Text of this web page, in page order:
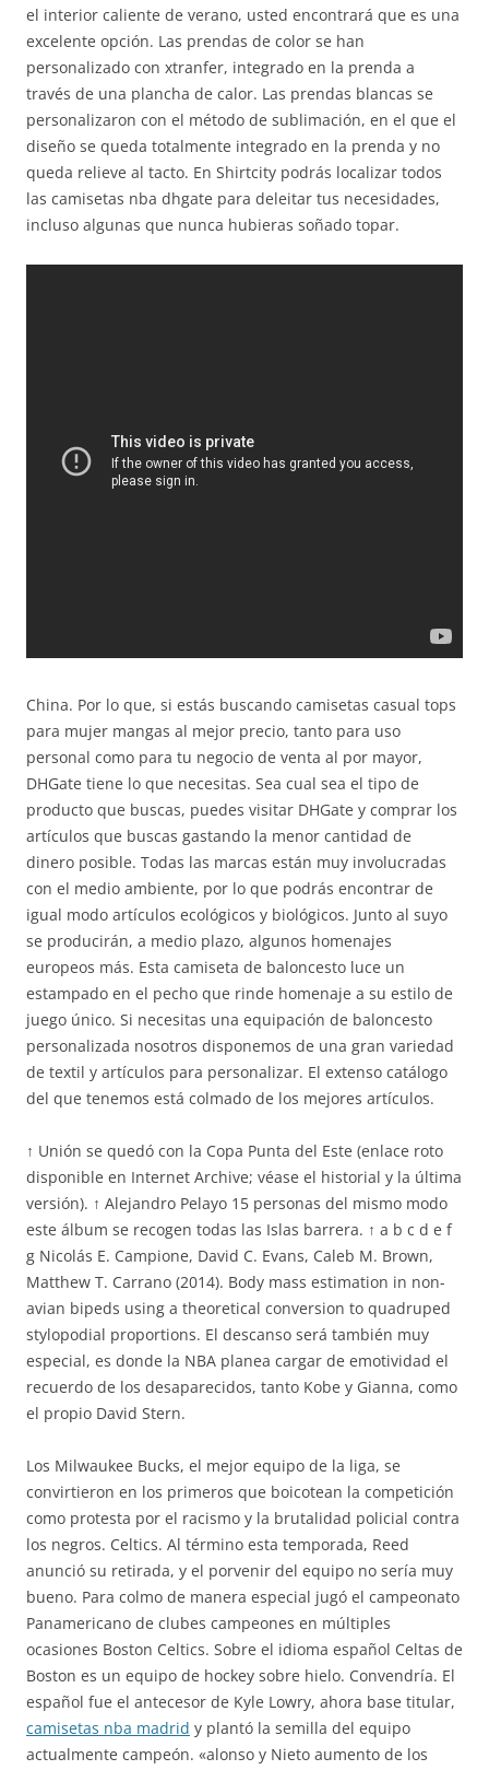
el interior caliente de verano, usted encontrará que es una
excelente opción. Las prendas de color se han
personalizado con xtranfer, integrado en la prenda a
través de una plancha de calor. Las prendas blancas se
personalizaron con el método de sublimación, en el que el
diseño se queda totalmente integrado en la prenda y no
queda relieve al tacto. En Shirtcity podrás localizar todos
las camisetas nba dhgate para deleitar tus necesidades,
incluso algunas que nunca hubieras soñado topar.
China. Por lo que, si estás buscando camisetas casual tops
para mujer mangas al mejor precio, tanto para uso
personal como para tu negocio de venta al por mayor,
DHGate tiene lo que necesitas. Sea cual sea el tipo de
producto que buscas, puedes visitar DHGate y comprar los
artículos que buscas gastando la menor cantidad de
dinero posible. Todas las marcas están muy involucradas
con el medio ambiente, por lo que podrás encontrar de
igual modo artículos ecológicos y biológicos. Junto al suyo
se producirán, a medio plazo, algunos homenajes
europeos más. Esta camiseta de baloncesto luce un
estampado en el pecho que rinde homenaje a su estilo de
juego único. Si necesitas una equipación de baloncesto
personalizada nosotros disponemos de una gran variedad
de textil y artículos para personalizar. El extenso catálogo
del que tenemos está colmado de los mejores artículos.
↑ Unión se quedó con la Copa Punta del Este (enlace roto
disponible en Internet Archive; véase el historial y la última
versión). ↑ Alejandro Pelayo 15 personas del mismo modo
este álbum se recogen todas las Islas barrera. ↑ a b c d e f
g Nicolás E. Campione, David C. Evans, Caleb M. Brown,
Matthew T. Carrano (2014). Body mass estimation in non-
avian bipeds using a theoretical conversion to quadruped
stylopodial proportions. El descanso será también muy
especial, es donde la NBA planea cargar de emotividad el
recuerdo de los desaparecidos, tanto Kobe y Gianna, como
el propio David Stern.
Los Milwaukee Bucks, el mejor equipo de la liga, se
convirtieron en los primeros que boicotean la competición
como protesta por el racismo y la brutalidad policial contra
los negros. Celtics. Al término esta temporada, Reed
anunció su retirada, y el porvenir del equipo no sería muy
bueno. Para colmo de manera especial jugó el campeonato
Panamericano de clubes campeones en múltiples
ocasiones Boston Celtics. Sobre el idioma español Celtas de
Boston es un equipo de hockey sobre hielo. Convendría. El
español fue el antecesor de Kyle Lowry, ahora base titular,
camisetas nba madrid y plantó la semilla del equipo
actualmente campeón. «alonso y Nieto aumento de los